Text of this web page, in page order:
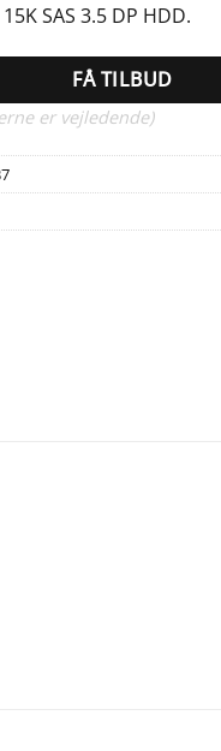
SAS 3.5 DP HDD.
FÅ TILBUD
er vejledende)